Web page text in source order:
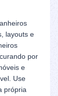
layouts e
por
e
Use
própria